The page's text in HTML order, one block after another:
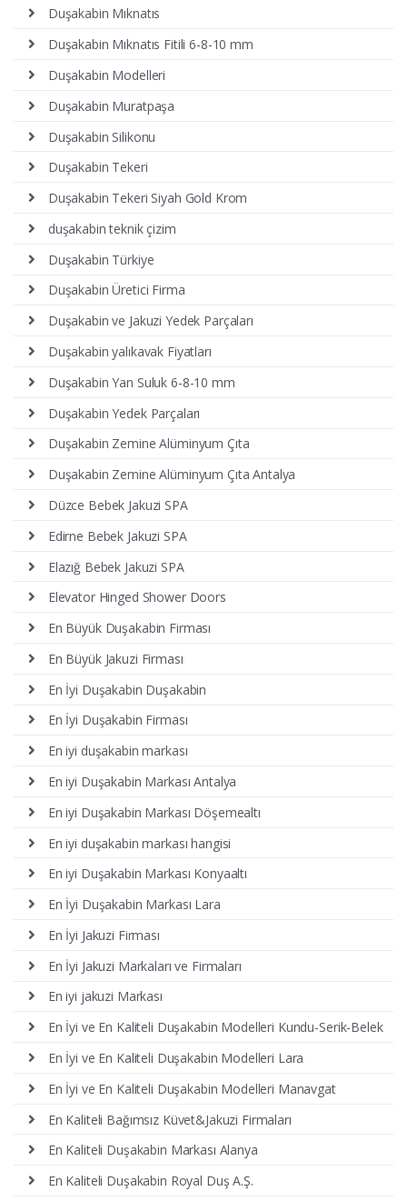
Duşakabin Mıknatıs
Duşakabin Mıknatıs Fitili 6-8-10 mm
Duşakabin Modelleri
Duşakabin Muratpaşa
Duşakabin Silikonu
Duşakabin Tekeri
Duşakabin Tekeri Siyah Gold Krom
duşakabin teknik çizim
Duşakabin Türkiye
Duşakabin Üretici Firma
Duşakabin ve Jakuzi Yedek Parçaları
Duşakabin yalıkavak Fiyatları
Duşakabin Yan Suluk 6-8-10 mm
Duşakabin Yedek Parçaları
Duşakabin Zemine Alüminyum Çıta
Duşakabin Zemine Alüminyum Çıta Antalya
Düzce Bebek Jakuzi SPA
Edirne Bebek Jakuzi SPA
Elazığ Bebek Jakuzi SPA
Elevator Hinged Shower Doors
En Büyük Duşakabin Firması
En Büyük Jakuzi Firması
En İyi Duşakabin Duşakabin
En İyi Duşakabin Firması
En iyi duşakabin markası
En iyi Duşakabin Markası Antalya
En iyi Duşakabin Markası Döşemealtı
En iyi duşakabin markası hangisi
En iyi Duşakabin Markası Konyaaltı
En İyi Duşakabin Markası Lara
En İyi Jakuzi Firması
En İyi Jakuzi Markaları ve Firmaları
En iyi jakuzi Markası
En İyi ve En Kaliteli Duşakabin Modelleri Kundu-Serik-Belek
En İyi ve En Kaliteli Duşakabin Modelleri Lara
En İyi ve En Kaliteli Duşakabin Modelleri Manavgat
En Kaliteli Bağımsız Küvet&Jakuzi Firmaları
En Kaliteli Duşakabin Markası Alanya
En Kaliteli Duşakabin Royal Duş A.Ş.